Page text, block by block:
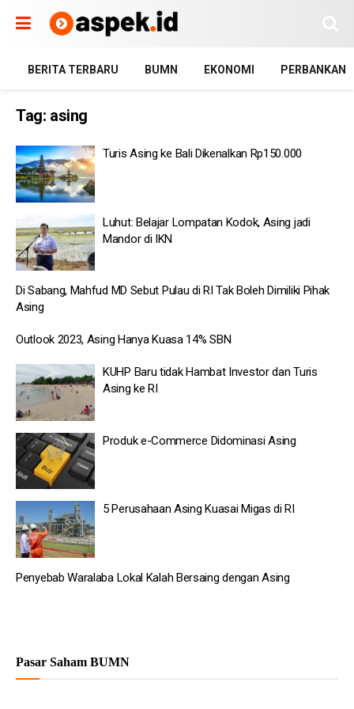
BERITA TERBARU BUMN EKONOMI PERBANKAN
Tag: asing
Turis Asing ke Bali Dikenalkan Rp150.000
Luhut: Belajar Lompatan Kodok, Asing jadi
Mandor di IKN
Di Sabang, Mahfud MD Sebut Pulau di RI Tak Boleh Dimiliki Pihak
Asing
Outlook 2023, Asing Hanya Kuasa 14% SBN
KUHP Baru tidak Hambat Investor dan Turis
Asing ke RI
Produk e-Commerce Didominasi Asing
5 Perusahaan Asing Kuasai Migas di RI
Penyebab Waralaba Lokal Kalah Bersaing dengan Asing
Pasar Saham BUMN